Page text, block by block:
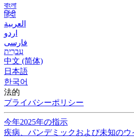
বাংলা
हिंदी
العربية
اردو
فارسی
עִברִית
中文 (简体)
日本語
한국어
法的
プライバシーポリシー
今年2025年の指示
疾病、パンデミックおよび未知のウ